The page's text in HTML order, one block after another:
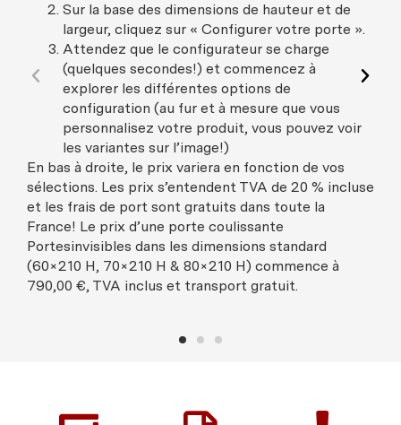
Sur la base des dimensions de hauteur et de
largeur, cliquez sur « Configurer votre porte ».
Attendez que le configurateur se charge
(quelques secondes!) et commencez à
explorer les différentes options de
configuration (au fur et à mesure que vous
personnalisez votre produit, vous pouvez voir
les variantes sur l’image!)
En bas à droite, le prix variera en fonction de vos
sélections. Les prix s’entendent TVA de 20 % incluse
et les frais de port sont gratuits dans toute la
France! Le prix d’une porte coulissante
Portesinvisibles dans les dimensions standard
(60×210 H, 70×210 H & 80×210 H) commence à
790,00 €, TVA inclus et transport gratuit.